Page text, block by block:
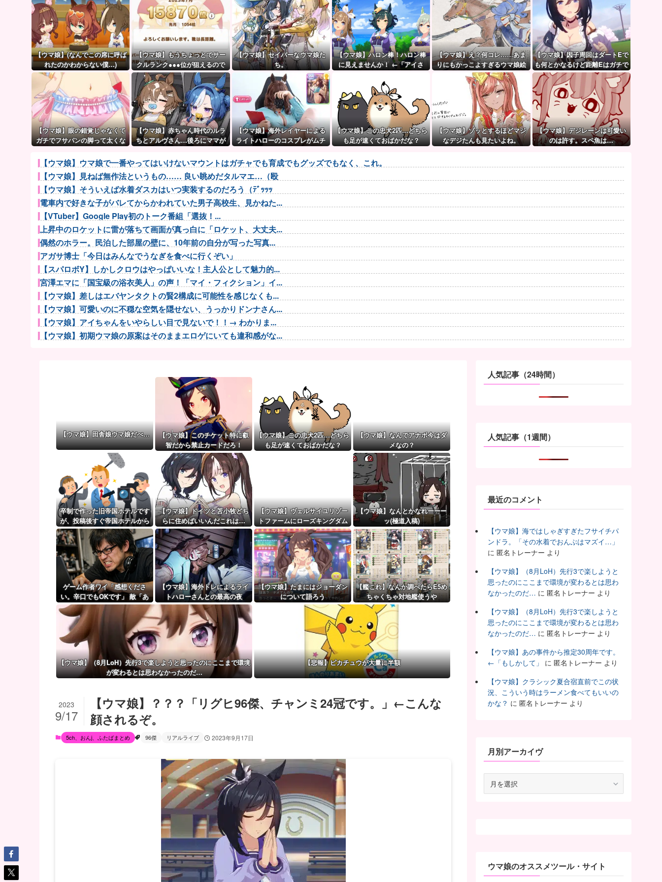
【ウマ娘】(なんでこの席に呼ば
れたのかわからない僕…)
【ウマ娘】もうちょっとでサー
クルランク●●●位が狙えるので
頑張りましょう。← これ
【ウマ娘】セイバーなウマ娘た
ち。
【ウマ娘】ハロン棒！ハロン棒
に見えませんか！ ←「アイさ
【ウマ娘】え？何コレ……あま
りにもかっこよすぎるウマ娘絵
巻。
【ウマ娘】因子周回はダートEで
も何とかなるけど距離Eはガチで
無理ゲー
【ウマ娘】眼の錯覚じゃなくて
ガチでフサパンの脚って太くな
【ウマ娘】赤ちゃん時代のルラ
ちとアルヴさん…後ろにママが
【ウマ娘】海外レイヤーによる
ライトハローのコスプレがムチ
【ウマ娘】この忠犬2匹…どちら
も足が速くておばかだな？
【ウマ娘】ゾッとするほどマジ
なデジたんも見たいよね。
【ウマ娘】デジレーンは可愛い
のは許す。スペ魚は…
【ウマ娘】ウマ娘で一番やってはいけないマウントはガチャでも育成でもグッズでもなく、これ。
【ウマ娘】見ねば無作法というもの…… 良い眺めだタルマエ…（殴
【ウマ娘】そういえば水着ダスカはいつ実装するのだろう（ﾃﾞｯｯｯ
電車内で好きな子がバレてからかわれていた男子高校生、見かねた...
【VTuber】Google Play初のトーク番組「選抜！...
上昇中のロケットに雷が落ちて画面が真っ白に「ロケット、大丈夫...
偶然のホラー。民泊した部屋の壁に、10年前の自分が写った写真...
アガサ博士「今日はみんなでうなぎを食べに行くぞい」
【スパロボY】しかしクロウはやっぱいいな！主人公として魅力的...
宮澤エマに「国宝級の浴衣美人」の声！「マイ・フィクション」イ...
【ウマ娘】差しはエバヤンタクトの賢2構成に可能性を感じなくも...
【ウマ娘】可愛いのに不穏な空気を隠せない、うっかりドンナさん...
【ウマ娘】アイちゃんをいやらしい目で見ないで！！→ わかりま...
【ウマ娘】初期ウマ娘の原案はそのままエロゲにいても違和感がな...
自分より才能ある同級生女子に嫉妬したアホ男子、他校や先輩にデ...
ワイ手取り15万正社員→副業でウーバーやってるんやが金がない
突進してきた牛を跳び越えたら、牛が固まって動かなくなった闘牛...
まんさん「イキそうって言われたらなんて答えるのが一番いい？」
連れて行かれた
妊婦の田中みな実が背中横乳出した大胆露出衣装で登場
【ウマ娘】（審議）無凸ブーケと完凸シャカール、中距離先行編成...
【ウマ娘】覚醒Lv6、7の解放が今後2か月置きに実装予定！第...
【ウマ娘】田舎娘ウマ娘だべ…
【ウマ娘】このチケット特に叡
智だから禁止カードだろ！
【ウマ娘】この忠犬2匹…どちら
も足が速くておばかだな？
【ウマ娘】なんでアナボ今はダ
メなの？
卒制で作った旧帝国ホテルです
が、投稿後すぐ帝国ホテルから
連絡があり・・・・・
【ウマ娘】ドイツと苫小牧どち
らに住めばいいんだこれは…
【ウマ娘】ヴェルサイユリゾー
トファームにローズキングダム
のパネルが到着
【ウマ娘】なんとかなれーーー
ッ(極道入稿)
ゲーム作者ワイ「感想くださ
い。辛口でもOKです」 敵「あ
れがだめ。これがだめ」
【ウマ娘】海外トレによるライ
トハローさんとの最高の夜
【ウマ娘】たまにはジョーダン
について語ろう
【艦これ】なんか調べたらE5め
ちゃくちゃ対地艦使うや
ん・・・
【ウマ娘】（8月LoH）先行3で楽しようと思ったのにここまで環境
が変わるとは思わなかったのだ…
【悲報】ピカチュウが大量に半額
【ウマ娘】？？？「リグヒ96傑、チャンミ24冠です。」←こんな
顔されるぞ。
2023
9/17
5ch、おんj、ふたばまとめ 96傑 リアルライブ 2023年9月17日
人気記事（24時間）
人気記事（1週間）
最近のコメント
【ウマ娘】海ではしゃぎすぎたフサイチパ
ンドラ。「その水着でおんぶはマズイ…」
に 匿名トレーナー より
【ウマ娘】（8月LoH）先行3で楽しようと
思ったのにここまで環境が変わるとは思わ
なかったのだ… に 匿名トレーナー より
【ウマ娘】（8月LoH）先行3で楽しようと
思ったのにここまで環境が変わるとは思わ
なかったのだ… に 匿名トレーナー より
【ウマ娘】あの事件から推定30周年です。
←「もしかして」
に 匿名トレーナー より
【ウマ娘】クラシック夏合宿直前でこの状
況、こういう時はラーメン食べてもいいの
かな？ に 匿名トレーナー より
月別アーカイヴ
ウマ娘のオススメツール・サイト